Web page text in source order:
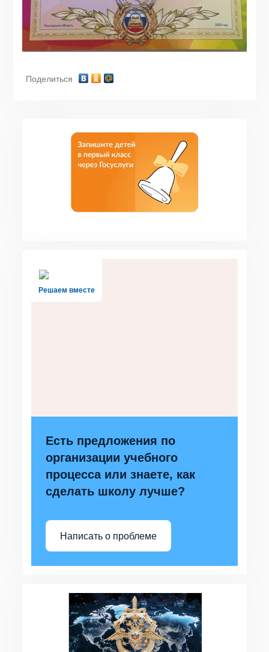
Поделиться
Решаем вместе
Есть предложения по
организации учебного
процесса или знаете, как
сделать школу лучше?
Написать о проблеме